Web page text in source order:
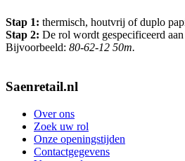
Stap 1: thermisch, houtvrij of duplo
Stap 2: De rol wordt gespecificeerd
Bijvoorbeeld: 80-62-12 50m.
Saenretail.nl
Over ons
Zoek uw rol
Onze openingstijden
Contactgegevens